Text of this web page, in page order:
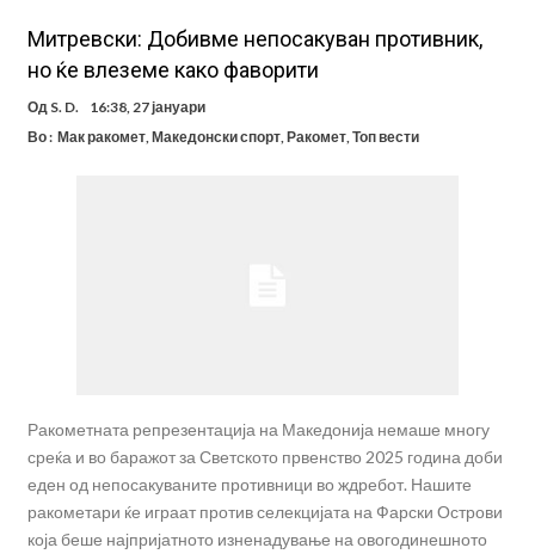
Митревски: Добивме непосакуван противник,
но ќе влеземе како фаворити
Од S. D.
16:38, 27 јануари
Во : Мак ракомет,Македонски спорт,Ракомет,Топ вести
Ракометната репрезентација на Македонија немаше многу
среќа и во баражот за Светското првенство 2025 година доби
еден од непосакуваните противници во ждребот. Нашите
ракометари ќе играат против селекцијата на Фарски Острови
која беше најпријатното изненадување на овогодинешното